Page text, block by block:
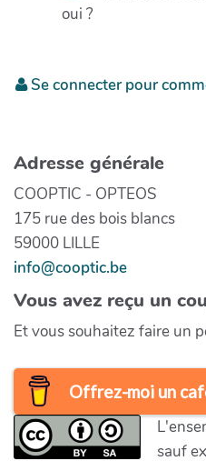
oui ?
Se connecter pour
Adresse générale
COOPTIC - OPTEOS
175 rue des bois blancs
59000 LILLE
info@cooptic.be
Vous avez reçu un
Et vous souhaitez faire un
Offrez-moi un
sauf